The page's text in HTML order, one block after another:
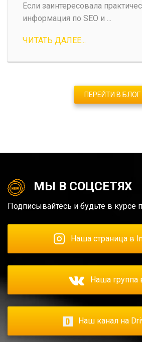
Если заинтересовала
информация по SEO и ...
ЧИТАТЬ ДАЛЕЕ...
ПЕРЕЙТИ В БЛОГ
МЫ В СОЦСЕТЯХ
Подписывайтесь и будьте в курсе
Наша страница в
Наша группа
Наш канал на